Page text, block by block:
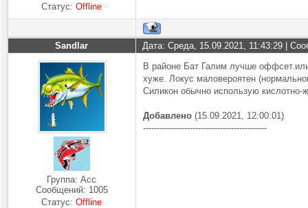
Статус:Offline
Sandlar Дата: Среда, 15.09.2021, 11:43:29 |
Группа: Асс
Сообщений: 1005
Статус:Offline
В районе Бат Галим лучше
хуже. Локус маловероятен
Силикон обычно использую
Добавлено (15.09.2021, 12:00:01)
---------------------------------------------